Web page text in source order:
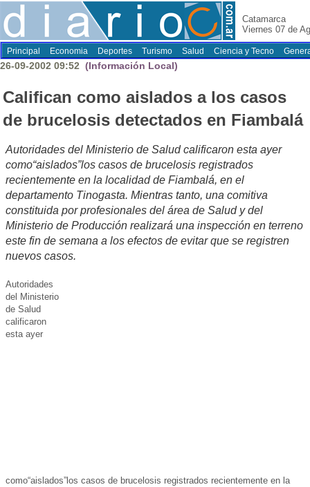
Catamarca
Viernes 07 de
Principal Economia Deportes Turismo Salud Ciencia y Tecno
26-09-2002 09:52 (Información Local)
Califican como aislados a los casos
de brucelosis detectados en Fiambalá
Autoridades del Ministerio de Salud calificaron esta ayer
como“aislados”los casos de brucelosis registrados
recientemente en la localidad de Fiambalá, en el
departamento Tinogasta. Mientras tanto, una comitiva
constituida por profesionales del área de Salud y del
Ministerio de Producción realizará una inspección en terreno
este fin de semana a los efectos de evitar que se registren
nuevos casos.
Autoridades
del Ministerio
de Salud
calificaron
esta ayer
como“aislados”los casos de brucelosis registrados recientemente en la